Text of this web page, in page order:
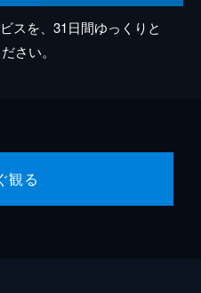
スを、31日間ゆっくりと
さい。
観る